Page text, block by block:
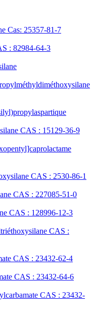
Cas: 25357-81-7
: 82984-64-3
CAS : 15129-36-9
CAS : 2530-86-1
CAS : 227085-51-0
CAS : 128996-12-3
CAS :
CAS : 23432-62-4
CAS : 23432-64-6
CAS : 23432-